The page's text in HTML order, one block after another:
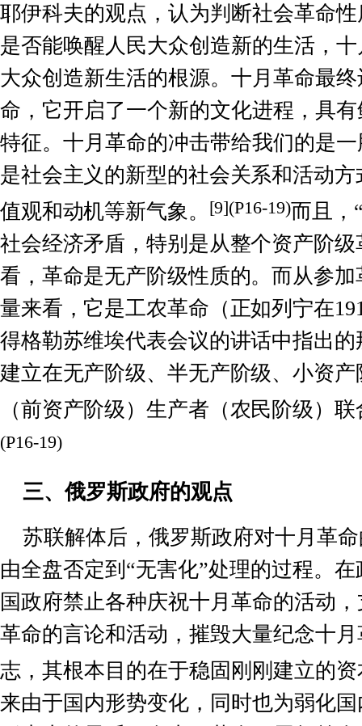
耶伊科夫的观点，认为判断社会革命
是否能唤醒人民大众创造新的生活，
大众创造新生活的根源。十月革命最
命，它开启了一个新的文化进程，具
特征。十月革命的冲击带给我们的是
是社会主义的新型的社会关系和活动
值观和动机等新气象。
[9](P16-19)而且，
社会经济矛盾，特别是从整个资产阶
看，革命是无产阶级性质的。而从参
量来看，它是工农革命（正如列宁在
得格勒苏维埃代表会议的讲话中指出
建立在无产阶级、半无产阶级、小资
（前资产阶级）生产者（农民阶级）
(P16-19)
三、俄罗斯政府的观点
苏联解体后，俄罗斯政府对十月革
由全盘否定到“无害化”处理的过程。
国政府禁止各种庆祝十月革命的活动
革命的言论和活动，摧毁大量纪念十
志，其根本目的在于稳固刚刚建立的
来由于国内形势变化，同时也为弱化